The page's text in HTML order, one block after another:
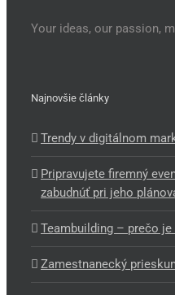
Your ideas, our passion,
Najnovšie články
Trendy v digitálnom
Pripravujete firemný
zabudnúť pri jeho
Teambuilding – prečo je
Zamestnanecký